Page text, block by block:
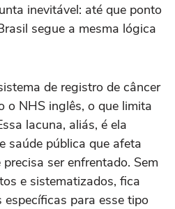
inevitável: até que ponto
segue a mesma lógica
de registro de câncer
o NHS inglês, o que limita
lacuna, aliás, é ela
saúde pública que afeta
ser enfrentado. Sem
e sistematizados, fica
para esse tipo